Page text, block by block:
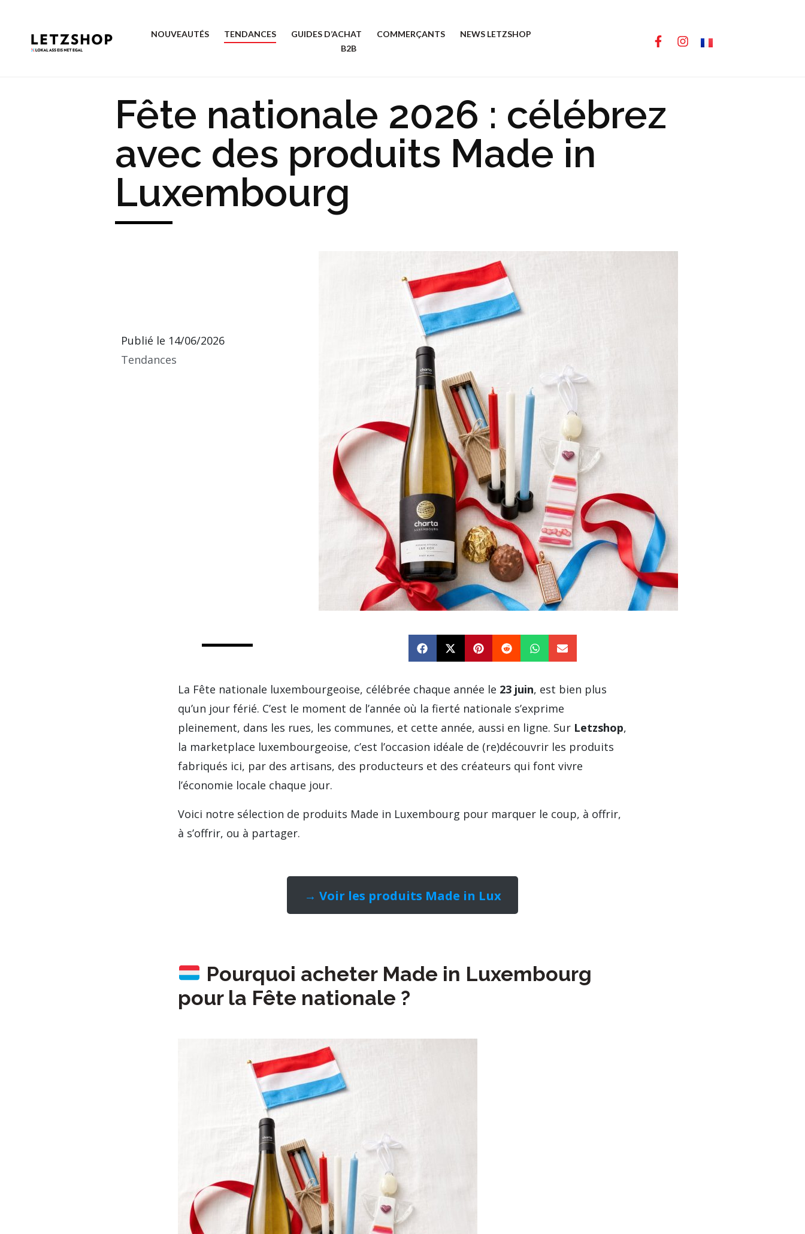
NOUVEAUTÉS TENDANCES GUIDES D’ACHAT COMMERÇANTS
NEWS LETZSHOP
B2B
Fête nationale 2026 : célébrez
avec des produits Made in
Luxembourg
Publié le 14/06/2026
Tendances
La Fête nationale luxembourgeoise, célébrée chaque année le 23 juin, est bien plus
qu’un jour férié. C’est le moment de l’année où la fierté nationale s’exprime
pleinement, dans les rues, les communes, et cette année, aussi en ligne. Sur Letzshop,
la marketplace luxembourgeoise, c’est l’occasion idéale de (re)découvrir les produits
fabriqués ici, par des artisans, des producteurs et des créateurs qui font vivre
l’économie locale chaque jour.
Voici notre sélection de produits Made in Luxembourg pour marquer le coup, à offrir,
à s’offrir, ou à partager.
→ Voir les produits Made in Lux
Pourquoi acheter Made in Luxembourg
pour la Fête nationale ?